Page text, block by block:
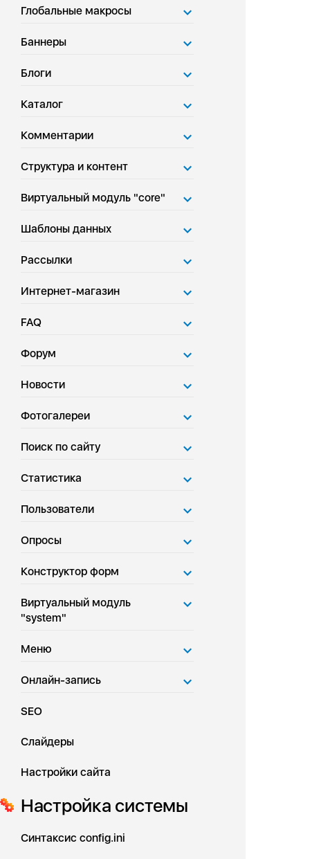
Глобальные макросы
Баннеры
Блоги
Каталог
Комментарии
Структура и контент
Виртуальный модуль "core"
Шаблоны данных
Рассылки
Интернет-магазин
FAQ
Форум
Новости
Фотогалереи
Поиск по сайту
Статистика
Пользователи
Опросы
Конструктор форм
Виртуальный модуль
"system"
Меню
Онлайн-запись
SEO
Слайдеры
Настройки сайта
Настройка системы
Синтаксис config.ini